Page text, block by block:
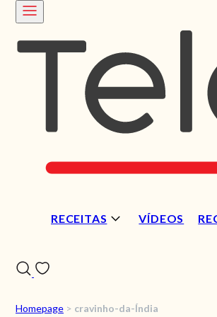
RECEITAS VÍDEOS
Homepage > cravinho-da-Índia